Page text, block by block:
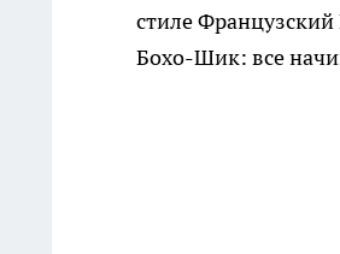
стиле
Бохо-Шик: все